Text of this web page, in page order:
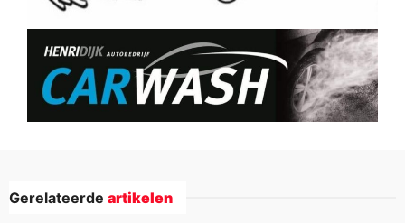
Gerelateerde artikelen